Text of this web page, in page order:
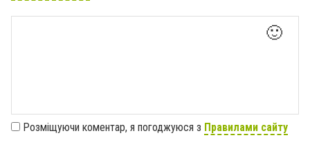
🙂
Розміщуючи коментар, я погоджуюся з Правилами сайту